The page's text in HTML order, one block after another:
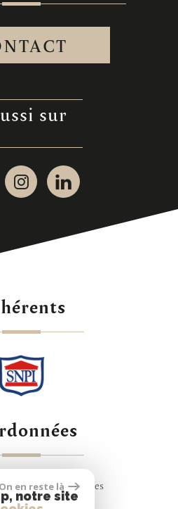
sur
78000 Versailles
30 83 91 19
On en reste là
notre site